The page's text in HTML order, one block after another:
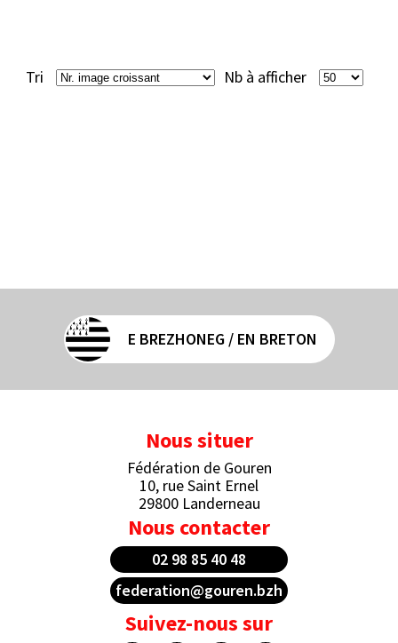
Tri Nb à afficher
E BREZHONEG / EN BRETON
Nous situer
Fédération de Gouren
10, rue Saint Ernel
29800 Landerneau
Nous contacter
02 98 85 40 48
federation@gouren.bzh
Suivez-nous sur